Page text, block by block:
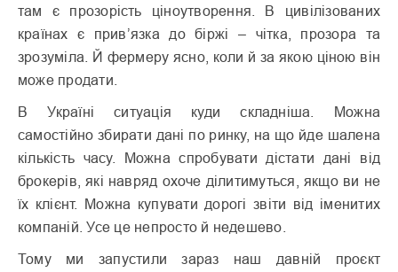
там є прозорість ціноутворення. В цивілізованих
країнах є прив’язка до біржі – чітка, прозора та
зрозуміла. Й фермеру ясно, коли й за якою ціною він
може продати.
В Україні ситуація куди складніша. Можна
самостійно збирати дані по ринку, на що йде шалена
кількість часу. Можна спробувати дістати дані від
брокерів, які навряд охоче ділитимуться, якщо ви не
їх клієнт. Можна купувати дорогі звіти від іменитих
компаній. Усе це непросто й недешево.
Тому ми запустили зараз наш давній проєкт